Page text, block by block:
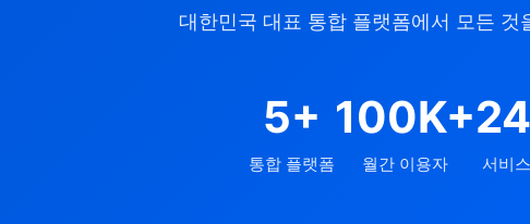
대한민국 대표 통합 플랫폼에서 모든 것
5+
통합 플랫폼
100K+
월간 이용자 서비